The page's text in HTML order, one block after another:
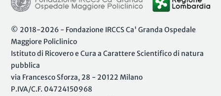
© 2018-2026 - Fondazione IRCCS Ca' Granda Ospedale
Maggiore Policlinico
Istituto di Ricovero e Cura a Carattere Scientifico di natura
pubblica
via Francesco Sforza, 28 - 20122 Milano
P.IVA/C.F. 04724150968